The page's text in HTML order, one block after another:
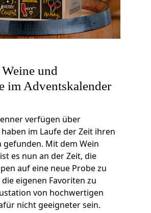
und
im Adventskalender
verfügen über
im Laufe der Zeit ihren
Mit dem Wein
es nun an der Zeit, die
auf eine neue Probe zu
eigenen Favoriten zu
von hochwertigen
nicht geeigneter sein.